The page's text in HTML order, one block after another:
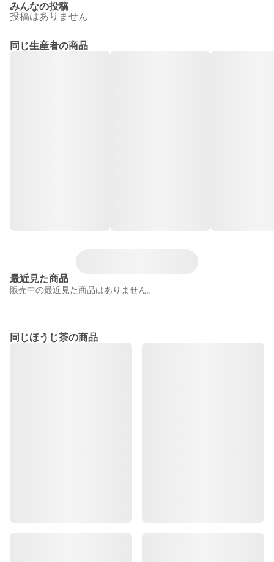
みんなの投稿
投稿はありません
同じ生産者の商品
最近見た商品
販売中の最近見た商品はありません。
同じほうじ茶の商品